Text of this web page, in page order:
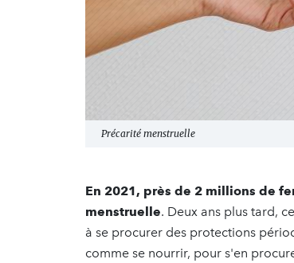
Précarité menstruelle
En 2021, près de 2 millions de
menstruelle. Deux ans plus tard,
à se procurer des protections
comme se nourrir, pour s'en